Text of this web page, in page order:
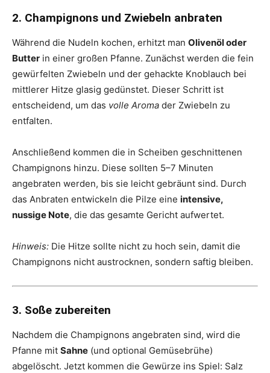
2. Champignons und Zwiebeln anbraten
Während die Nudeln kochen, erhitzt man Olivenöl oder
Butter in einer großen Pfanne. Zunächst werden die fein
gewürfelten Zwiebeln und der gehackte Knoblauch bei
mittlerer Hitze glasig gedünstet. Dieser Schritt ist
entscheidend, um das volle Aroma der Zwiebeln zu
entfalten.
Anschließend kommen die in Scheiben geschnittenen
Champignons hinzu. Diese sollten 5–7 Minuten
angebraten werden, bis sie leicht gebräunt sind. Durch
das Anbraten entwickeln die Pilze eine intensive,
nussige Note, die das gesamte Gericht aufwertet.
Hinweis: Die Hitze sollte nicht zu hoch sein, damit die
Champignons nicht austrocknen, sondern saftig bleiben.
3. Soße zubereiten
Nachdem die Champignons angebraten sind, wird die
Pfanne mit Sahne (und optional Gemüsebrühe)
abgelöscht. Jetzt kommen die Gewürze ins Spiel: Salz